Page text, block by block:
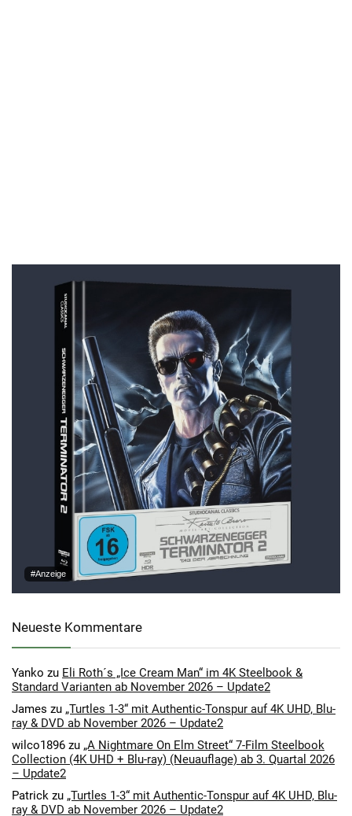
#Anzeige
Neueste Kommentare
Yanko zu Eli Roth´s „Ice Cream Man“ im 4K Steelbook &
Standard Varianten ab November 2026 – Update2
James zu „Turtles 1-3“ mit Authentic-Tonspur auf 4K UHD, Blu-
ray & DVD ab November 2026 – Update2
wilco1896 zu „A Nightmare On Elm Street“ 7-Film Steelbook
Collection (4K UHD + Blu-ray) (Neuauflage) ab 3. Quartal 2026
– Update2
Patrick zu „Turtles 1-3“ mit Authentic-Tonspur auf 4K UHD, Blu-
ray & DVD ab November 2026 – Update2